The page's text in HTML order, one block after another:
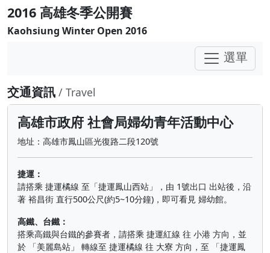
2016 高雄冬季公開賽
Kaohsiung Winter Open 2016
選單
交通資訊 / Travel
高雄市政府 社會局婦幼青年活動中心
地址：高雄市鳳山區光復路二段120號
捷運：
請搭乘 捷運橘線 至「捷運鳳山西站」，由 1號出口 出站後，沿
著 裕昌街 直行500公尺(約5~10分鐘)，即可看見 婦幼館。
高鐵、台鐵：
搭乘高鐵與台鐵的參賽者，請搭乘 捷運紅線 往 小港 方向，並
於 「美麗島站」 轉線至 捷運橘線 往 大寮 方向，至 「捷運鳳